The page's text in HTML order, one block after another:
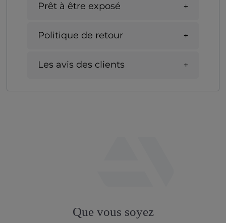
Prêt à être exposé
Politique de retour
Les avis des clients
artstation
Que vous soyez